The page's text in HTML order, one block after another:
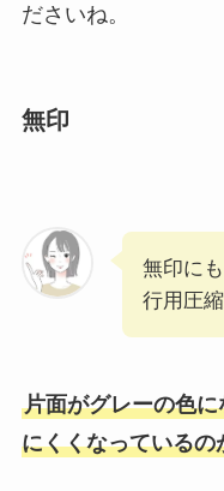
ださいね。
無印
無印に
行用圧
片面がグレーの色
にくくなっているの